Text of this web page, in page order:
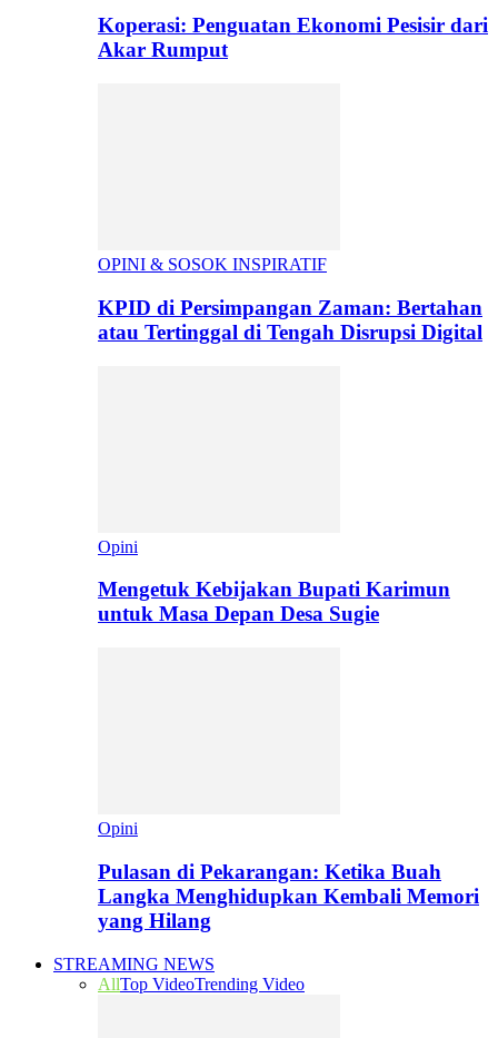
Koperasi: Penguatan Ekonomi Pesisir dari
Akar Rumput
OPINI & SOSOK INSPIRATIF
KPID di Persimpangan Zaman: Bertahan
atau Tertinggal di Tengah Disrupsi Digital
Opini
Mengetuk Kebijakan Bupati Karimun
untuk Masa Depan Desa Sugie
Opini
Pulasan di Pekarangan: Ketika Buah
Langka Menghidupkan Kembali Memori
yang Hilang
STREAMING NEWS
AllTop VideoTrending Video